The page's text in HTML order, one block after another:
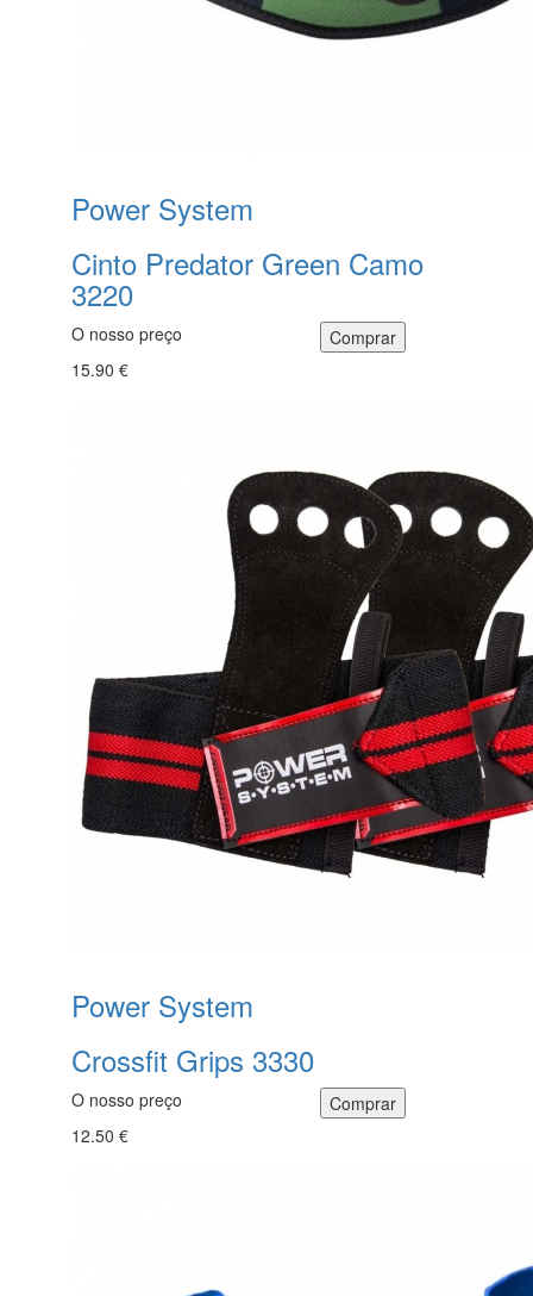
Power System
Cinto Predator Green Camo
3220
O nosso preço
15.90 €
Power System
Crossfit Grips 3330
O nosso preço
12.50 €